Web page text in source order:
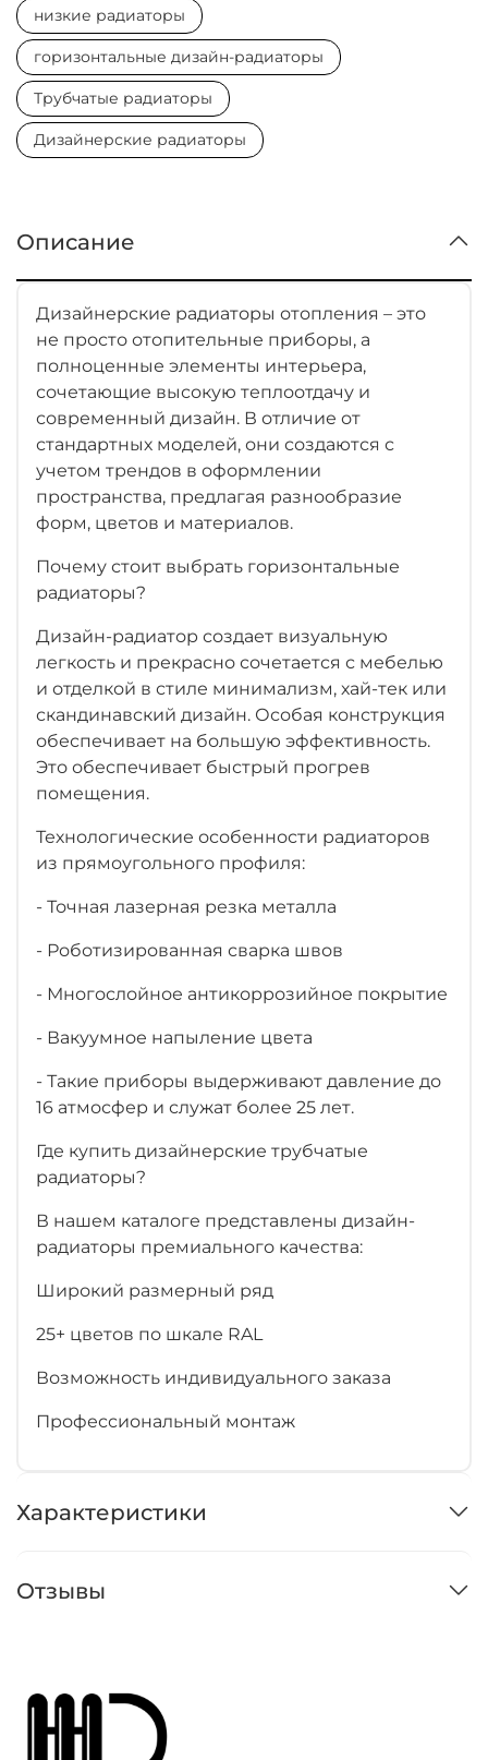
низкие радиаторы
горизонтальные дизайн-радиаторы
Трубчатые радиаторы
Дизайнерские радиаторы
Описание
Дизайнерские радиаторы отопления – это
не просто отопительные приборы, а
полноценные элементы интерьера,
сочетающие высокую теплоотдачу и
современный дизайн. В отличие от
стандартных моделей, они создаются с
учетом трендов в оформлении
пространства, предлагая разнообразие
форм, цветов и материалов.
Почему стоит выбрать горизонтальные
радиаторы?
Дизайн-радиатор создает визуальную
легкость и прекрасно сочетается с мебелью
и отделкой в стиле минимализм, хай-тек или
скандинавский дизайн. Особая конструкция
обеспечивает на большую эффективность.
Это обеспечивает быстрый прогрев
помещения.
Технологические особенности радиаторов
из прямоугольного профиля:
- Точная лазерная резка металла
- Роботизированная сварка швов
- Многослойное антикоррозийное покрытие
- Вакуумное напыление цвета
- Такие приборы выдерживают давление до
16 атмосфер и служат более 25 лет.
Где купить дизайнерские трубчатые
радиаторы?
В нашем каталоге представлены дизайн-
радиаторы премиального качества:
Широкий размерный ряд
25+ цветов по шкале RAL
Возможность индивидуального заказа
Профессиональный монтаж
Характеристики
Отзывы